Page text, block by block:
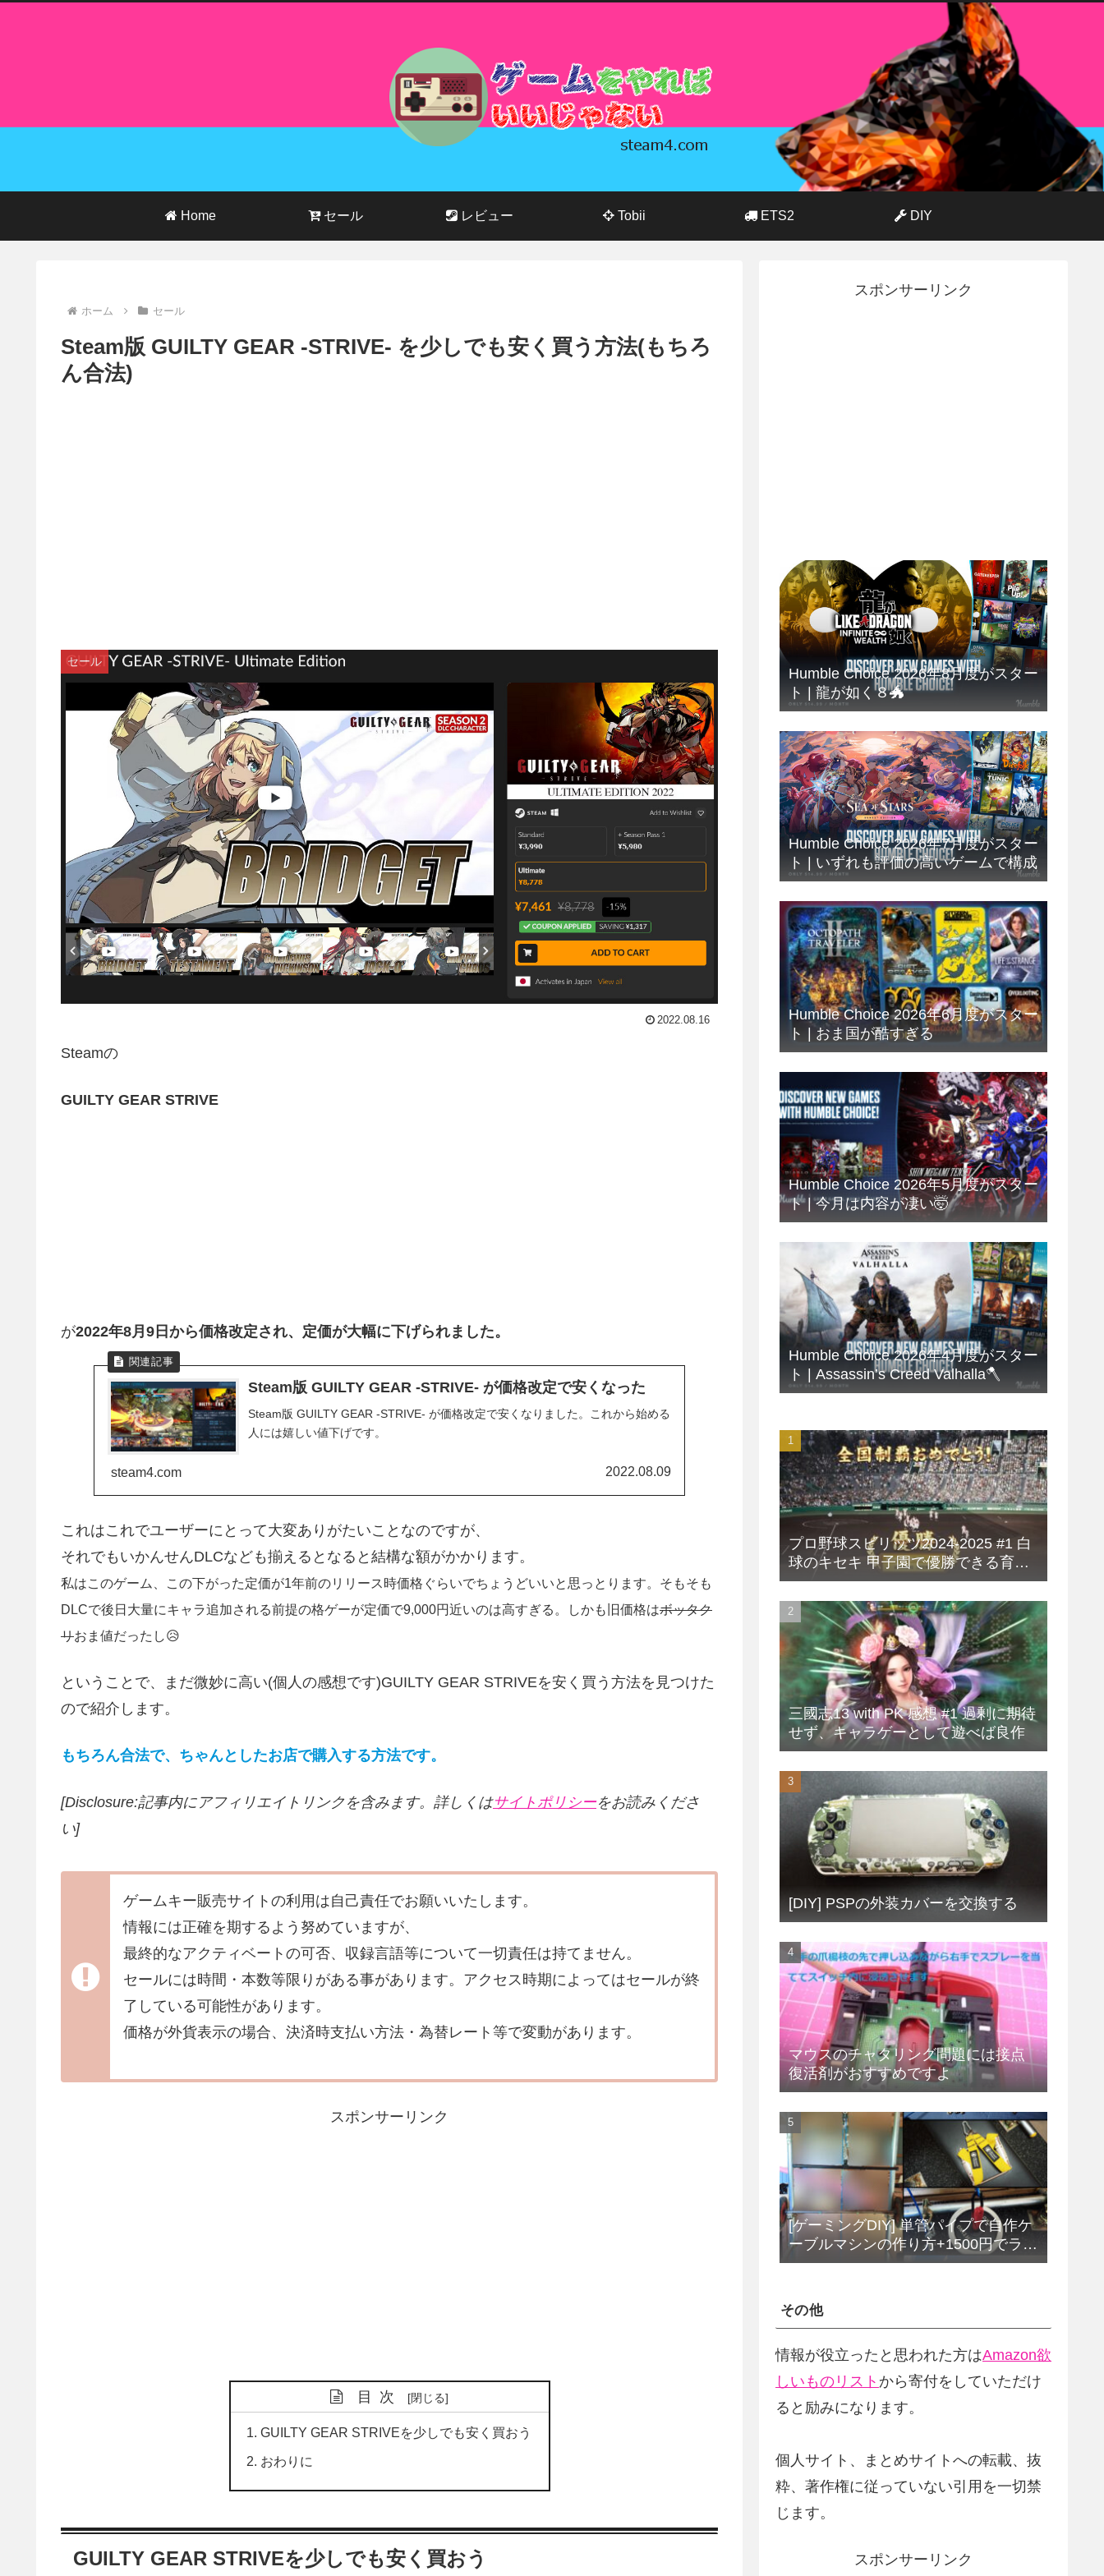
Home セール レビュー Tobii ETS2 DIY
ホーム セール
Steam版 GUILTY GEAR -STRIVE- を少しでも安く買う方法(もちろ
ん合法)
セール
2022.08.16
Steamの
GUILTY GEAR STRIVE
が2022年8月9日から価格改定され、 定価が大幅に下げられました。
Steam版 GUILTY GEAR -STRIVE- が価格改定で安くなった
Steam版 GUILTY GEAR -STRIVE- が価格改定で安くなりました。これから始める
人には嬉しい値下げです。
steam4.com 2022.08.09
これはこれでユーザーにとって大変ありがたいことなのですが、
それでもいかんせんDLCなども揃えるとなると結構な額がかかります。
私はこのゲーム、この下がった定価が1年前のリリース時価格ぐらいでちょうどいいと思っとります。そもそも
DLCで後日大量にキャラ追加される前提の格ゲーが定価で9,000円近いのは高すぎる。しかも旧価格はボッタク
リおま値だったし😥
ということで、まだ微妙に高い(個人の感想です)GUILTY GEAR STRIVEを安く買う方法を見つけた
ので紹介します。
もちろん合法で、ちゃんとしたお店で購入する方法です。
[Disclosure:記事内にアフィリエイトリンクを含みます。詳しくはサイトポリシーをお読みくださ
い]
ゲームキー販売サイトの利用は自己責任でお願いいたします。
情報には正確を期するよう努めていますが、
最終的なアクティベートの可否、収録言語等について一切責任は持てません。
セールには時間・本数等限りがある事があります。アクセス時期によってはセールが終
了している可能性があります。
価格が外貨表示の場合、決済時支払い方法・為替レート等で変動があります。
スポンサーリンク
目次
GUILTY GEAR STRIVEを少しでも安く買おう
おわりに
GUILTY GEAR STRIVEを少しでも安く買おう
スポンサーリンク
Humble Choice 2026年8月度がスター
ト | 龍が如く８🐲
Humble Choice 2026年7月度がスター
ト | いずれも評価の高いゲームで構成
Humble Choice 2026年6月度がスター
ト | おま国が酷すぎる
Humble Choice 2026年5月度がスター
ト | 今月は内容が凄い🤯
Humble Choice 2026年4月度がスター
ト | Assassin’s Creed Valhalla🪓
プロ野球スピリッツ2024-2025 #1 白
球のキセキ 甲子園で優勝できる育成
方法
三國志13 with PK 感想 #1 過剰に期待
せず、キャラゲーとして遊べば良作
[DIY] PSPの外装カバーを交換する
マウスのチャタリング問題には接点
復活剤がおすすめですよ
[ゲーミングDIY] 単管パイプで自作ケ
ーブルマシンの作り方+1500円でラッ
トプルダウンバーをDIY
その他
情報が役立ったと思われた方はAmazon欲
しいものリスト から寄付をしていただけ
ると励みになります。
個人サイト、まとめサイトへの転載、抜
粋、著作権に従っていない引用を一切禁
じます。
スポンサーリンク